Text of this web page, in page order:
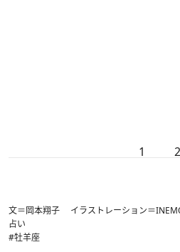
1 2
文＝岡本翔子 イラストレーション＝
占い
#牡羊座